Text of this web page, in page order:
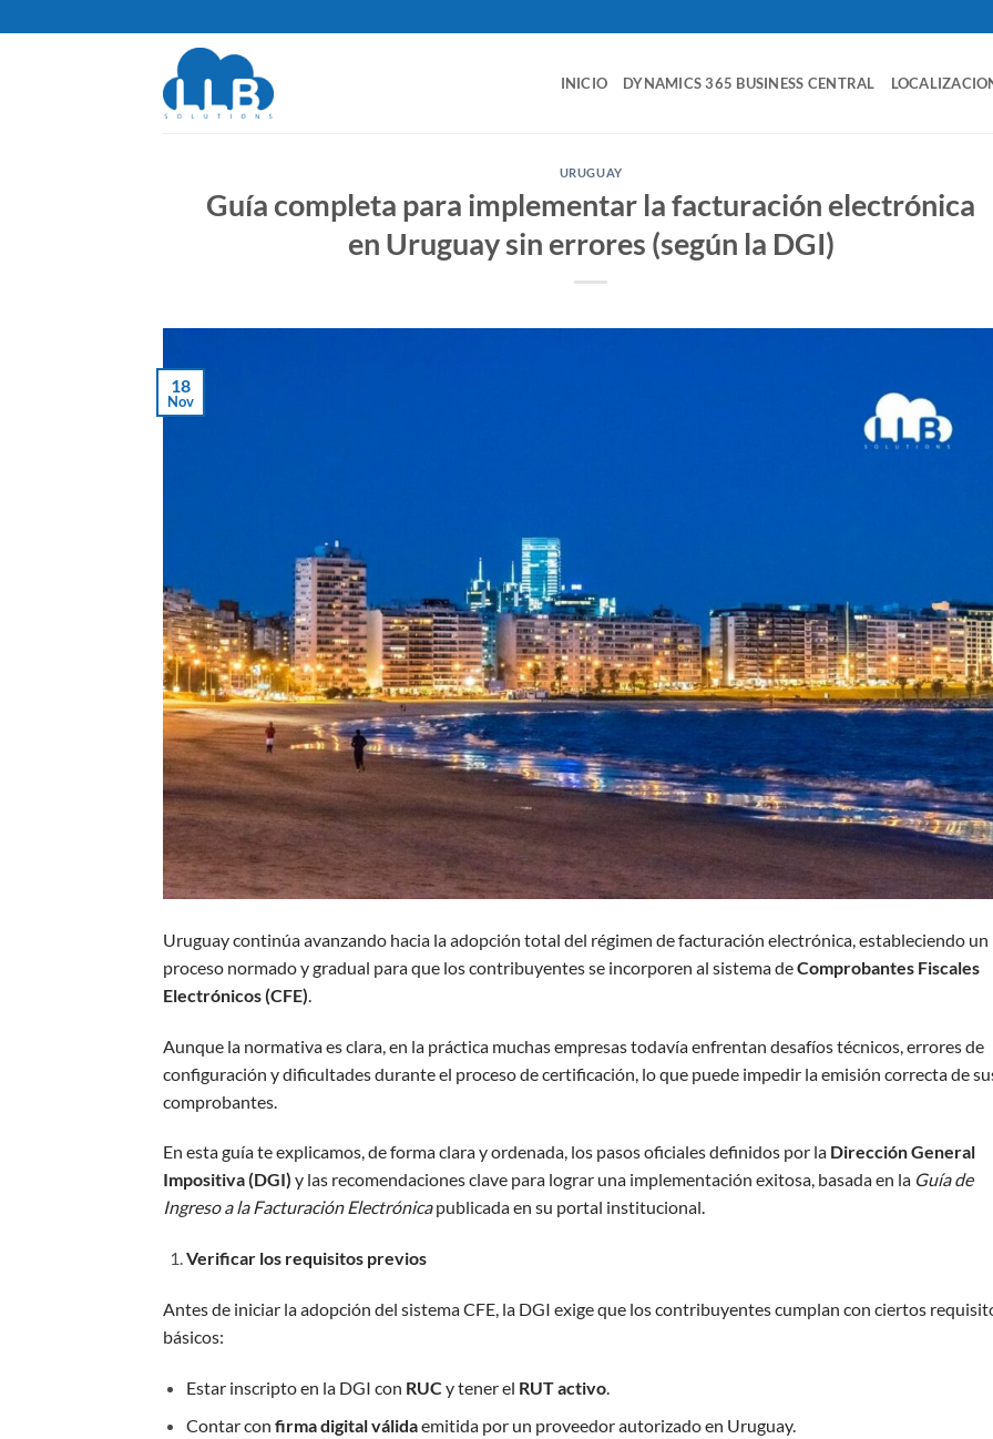
al
INICIO DYNAMICS 365 BUSINESS CENTRAL
URUGUAY
Guía completa para implementar la facturación electrónica
en Uruguay sin errores (según la DGI)
18
Nov
Uruguay continúa avanzando hacia la adopción total del régimen de facturación electrónica, estableciendo un
proceso normado y gradual para que los contribuyentes se incorporen al sistema deComprobantes Fiscales
Electrónicos (CFE).
Aunque la normativa es clara, en la práctica muchas empresas todavía enfrentan desafíos técnicos, errores de
configuración y dificultades durante el proceso de certificación, lo que puede impedir la emisión correcta de
comprobantes.
En esta guía te explicamos, de forma clara y ordenada, los pasos oficiales definidos por la Dirección General
Impositiva (DGI) y las recomendaciones clave para lograr una implementación exitosa, basada en la Guía de
Ingreso a la Facturación Electrónicapublicada en su portal institucional.
Verificar los requisitos previos
Antes de iniciar la adopción del sistema CFE, la DGI exige que los contribuyentes cumplan con ciertos
básicos:
Estar inscripto en la DGI con RUC y tener el RUT activo.
Contar con firma digital válidaemitida por un proveedor autorizado en Uruguay.